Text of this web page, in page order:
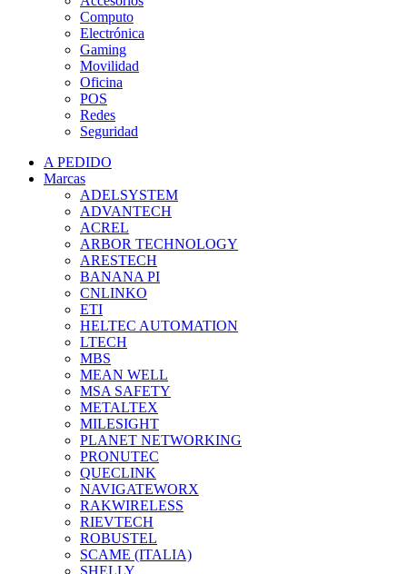
Computo
Electrónica
Gaming
Movilidad
Oficina
POS
Redes
Seguridad
A PEDIDO
Marcas
ADELSYSTEM
ADVANTECH
ACREL
ARBOR TECHNOLOGY
ARESTECH
BANANA PI
CNLINKO
ETI
HELTEC AUTOMATION
LTECH
MBS
MEAN WELL
MSA SAFETY
METALTEX
MILESIGHT
PLANET NETWORKING
PRONUTEC
QUECLINK
NAVIGATEWORX
RAKWIRELESS
RIEVTECH
ROBUSTEL
SCAME (ITALIA)
SHELLY